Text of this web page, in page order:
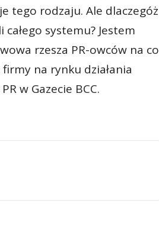
tego rodzaju. Ale dlaczegóż
systemu? Jestem
rzesza PR-owców na co
na rynku działania
w Gazecie BCC.